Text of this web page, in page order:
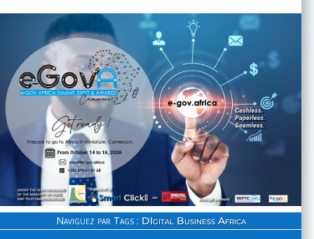
Naviguez par Tags : DIgital Business Africa